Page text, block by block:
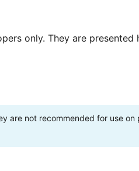
only. They are presented
are not recommended for use on